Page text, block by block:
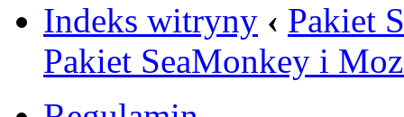
Indeks witryny ‹ Pakiet
Pakiet SeaMonkey i